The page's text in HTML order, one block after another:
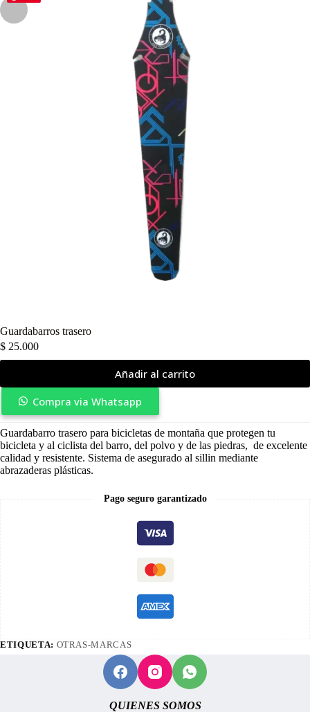
Guardabarros trasero
$ 25.000
Añadir al carrito
Compra via Whatsapp
Guardabarro trasero para bicicletas de montaña que protegen tu
bicicleta y al ciclista del barro, del polvo y de las piedras, de excelente
calidad y resistente. Sistema de asegurado al sillin mediante
abrazaderas plásticas.
Pago seguro garantizado
ETIQUETA: OTRAS-MARCAS
QUIENES SOMOS